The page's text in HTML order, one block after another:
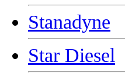
Stanadyne
Star Diesel